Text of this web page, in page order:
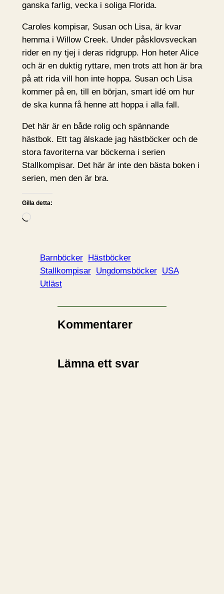
ganska farlig, vecka i soliga Florida.
Caroles kompisar, Susan och Lisa, är kvar
hemma i Willow Creek. Under påsklovsveckan
rider en ny tjej i deras ridgrupp. Hon heter Alice
och är en duktig ryttare, men trots att hon är bra
på att rida vill hon inte hoppa. Susan och Lisa
kommer på en, till en början, smart idé om hur
de ska kunna få henne att hoppa i alla fall.
Det här är en både rolig och spännande
hästbok. Ett tag älskade jag hästböcker och de
stora favoriterna var böckerna i serien
Stallkompisar. Det här är inte den bästa boken i
serien, men den är bra.
Gilla detta:
L
Barnböcker Hästböcker
Stallkompisar Ungdomsböcker USA
Utläst
Kommentarer
Lämna ett svar